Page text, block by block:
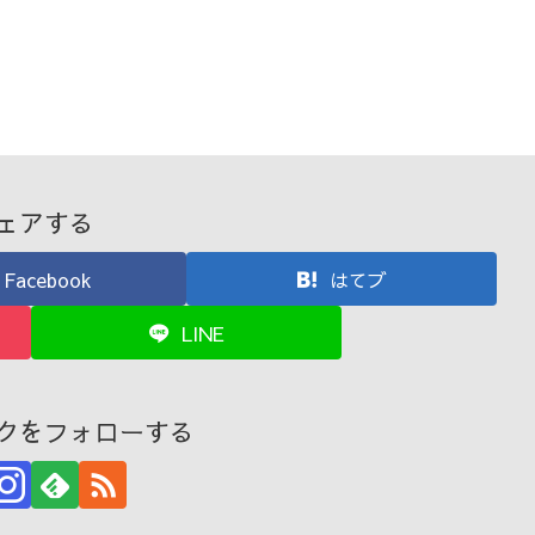
アする
Facebook はてブ
LINE
をフォローする